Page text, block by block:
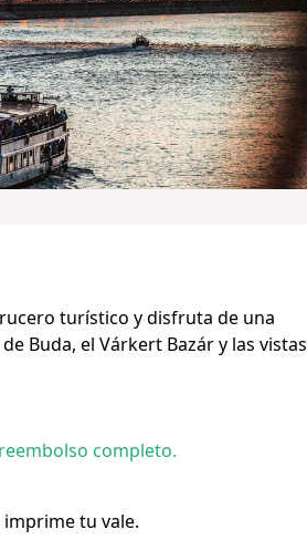
turístico y disfruta de una
Buda, el Várkert Bazár y las vistas
completo.
tu vale.